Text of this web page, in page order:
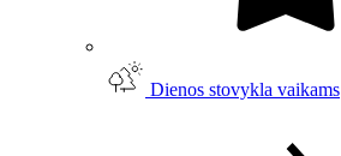
Dienos stovykla vaikams